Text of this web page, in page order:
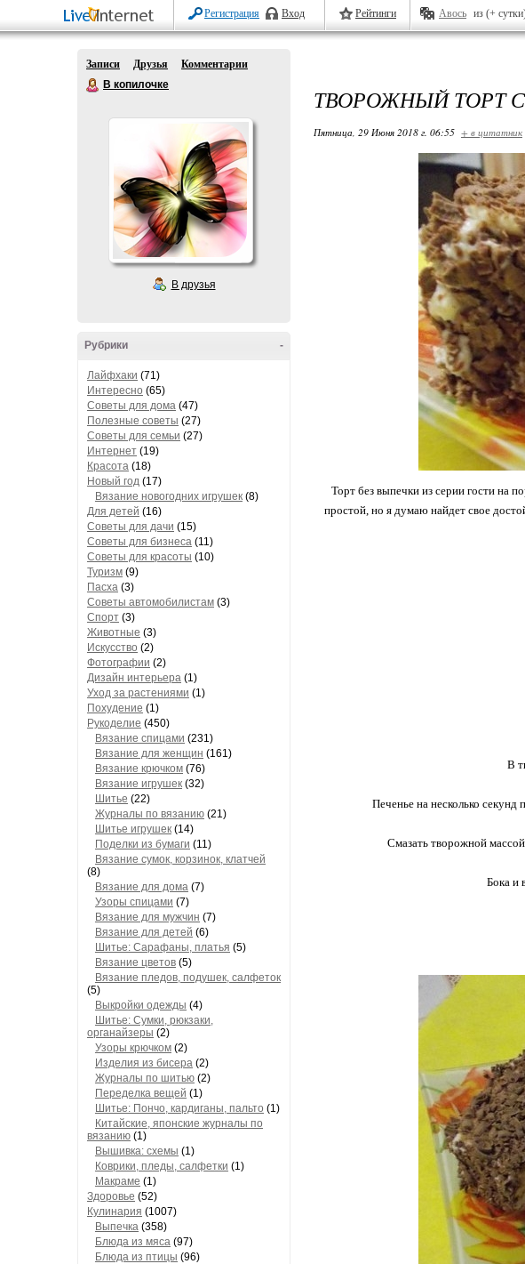
Регистрация Вход Рейтинги Авось из (+
Записи Друзья
Комментарии
В копилочке
В друзья
-
Рубрики
Лайфхаки (71)
Интересно (65)
Советы для дома (47)
Полезные советы (27)
Советы для семьи (27)
Интернет (19)
Красота (18)
Новый год (17)
Вязание новогодних игрушек (8)
Для детей (16)
Советы для дачи (15)
Советы для бизнеса (11)
Советы для красоты (10)
Туризм (9)
Пасха (3)
Советы автомобилистам (3)
Спорт (3)
Животные (3)
Искусство (2)
Фотографии (2)
Дизайн интерьера (1)
Уход за растениями (1)
Похудение (1)
Рукоделие (450)
Вязание спицами (231)
Вязание для женщин (161)
Вязание крючком (76)
Вязание игрушек (32)
Шитье (22)
Журналы по вязанию (21)
Шитье игрушек (14)
Поделки из бумаги (11)
Вязание сумок, корзинок, клатчей
(8)
Вязание для дома (7)
Узоры спицами (7)
Вязание для мужчин (7)
Вязание для детей (6)
Шитье: Сарафаны, платья (5)
Вязание цветов (5)
Вязание пледов, подушек, салфеток
(5)
Выкройки одежды (4)
Шитье: Сумки, рюкзаки,
органайзеры (2)
Узоры крючком (2)
Изделия из бисера (2)
Журналы по шитью (2)
Переделка вещей (1)
Шитье: Пончо, кардиганы, пальто (1)
Китайские, японские журналы по
вязанию (1)
Вышивка: схемы (1)
Коврики, пледы, салфетки (1)
Макраме (1)
Здоровье (52)
Кулинария (1007)
Выпечка (358)
Блюда из мяса (97)
Блюда из птицы (96)
ТВОРОЖНЫЙ ТОРТ
Пятница, 29 Июня 2018 г. 06:55 + в цитатник
Торт без выпечки из серии гости на
простой, но я думаю найдет свое
В
Печенье на несколько
Смазать творожной
Бока и